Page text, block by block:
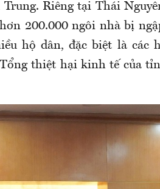
Riêng tại Thái
200.000 ngôi nhà bị
hộ dân, đặc biệt là các
thiệt hại kinh tế của